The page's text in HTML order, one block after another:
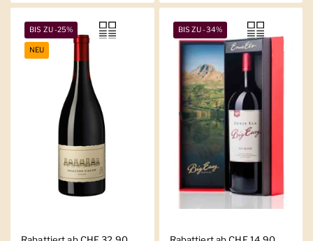
BIS ZU -25%
NEU
BIS ZU -34%